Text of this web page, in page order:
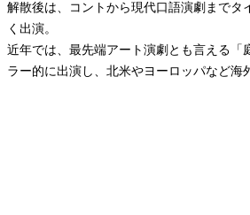
解散後は、コントから現代口語演劇までタ
く出演。
近年では、最先端アート演劇とも言える「
ラー的に出演し、北米やヨーロッパなど海